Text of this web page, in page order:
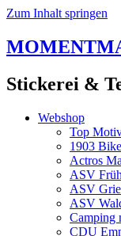
Zum Inhalt springen
Stickerei &
Webshop
Top
1903
Actros
ASV
ASV
ASV
Camping
CDU